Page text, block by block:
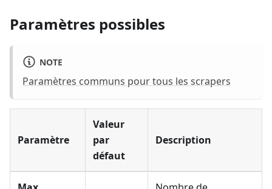
Paramètres possibles
NOTE
Paramètres communs pour tous les scrapers
Paramètre
Valeur
par
défaut
Description